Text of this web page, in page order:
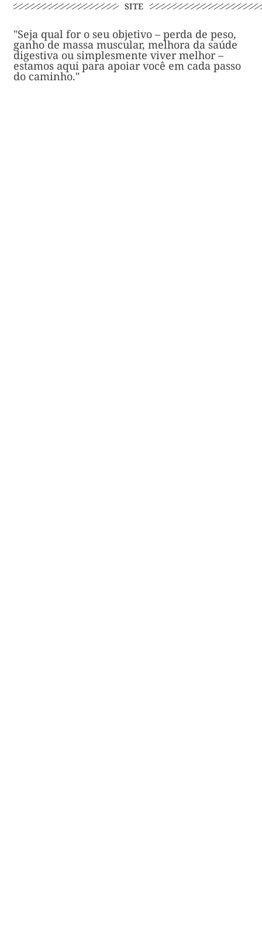
SITE
"Seja qual for o seu objetivo – perda de peso,
ganho de massa muscular, melhora da saúde
digestiva ou simplesmente viver melhor –
estamos aqui para apoiar você em cada passo
do caminho."